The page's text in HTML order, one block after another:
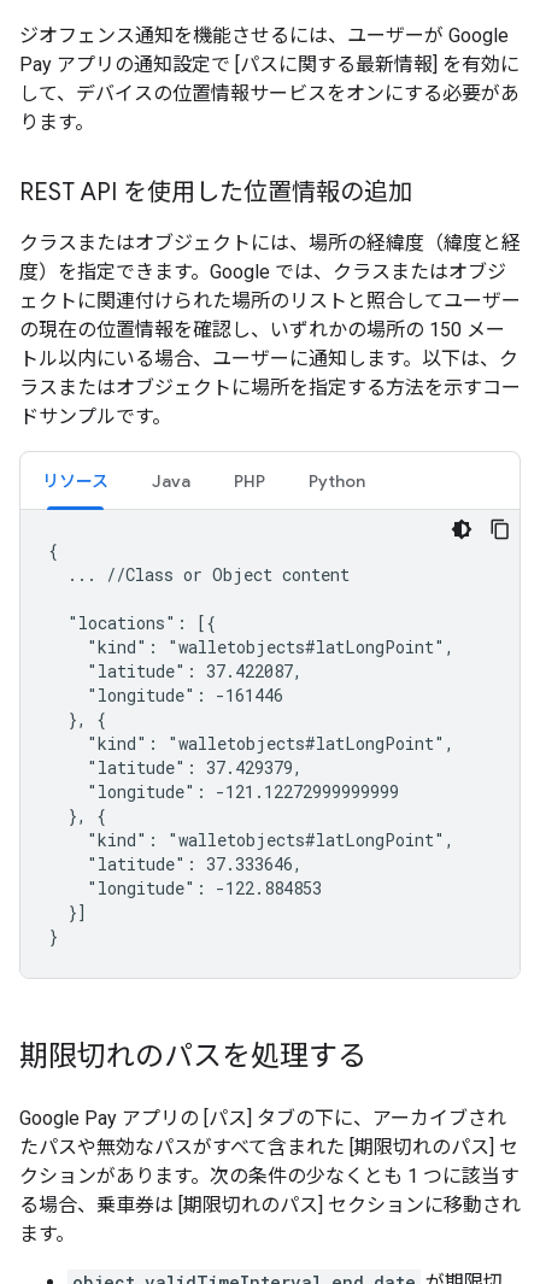
ジオフェンス通知を機能させるには、ユーザーが Google
Pay アプリの通知設定で [パスに関する最新情報] を有効に
して、デバイスの位置情報サービスをオンにする必要があ
ります。
REST API を使用した位置情報の追加
クラスまたはオブジェクトには、場所の経緯度（緯度と経
度）を指定できます。Google では、クラスまたはオブジ
ェクトに関連付けられた場所のリストと照合してユーザー
の現在の位置情報を確認し、いずれかの場所の 150 メー
トル以内にいる場合、ユーザーに通知します。以下は、ク
ラスまたはオブジェクトに場所を指定する方法を示すコー
ドサンプルです。
リソース Java PHP Python
{
  ... //Class or Object content
  "locations": [{
    "kind": "walletobjects#latLongPoint",
    "latitude": 37.422087,
    "longitude": -161446
  }, {
    "kind": "walletobjects#latLongPoint",
    "latitude": 37.429379,
    "longitude": -121.12272999999999
  }, {
    "kind": "walletobjects#latLongPoint",
    "latitude": 37.333646,
    "longitude": -122.884853
  }]
}
期限切れのパスを処理する
Google Pay アプリの [パス] タブの下に、アーカイブされ
たパスや無効なパスがすべて含まれた [期限切れのパス] セ
クションがあります。次の条件の少なくとも 1 つに該当す
る場合、乗車券は [期限切れのパス] セクションに移動され
ます。